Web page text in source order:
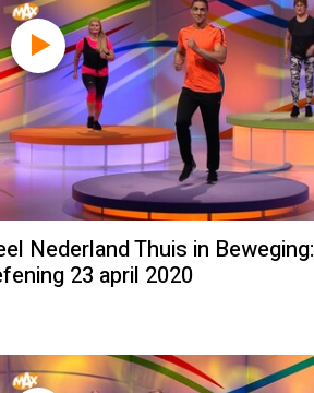
Nederland Thuis in Beweging:
23 april 2020